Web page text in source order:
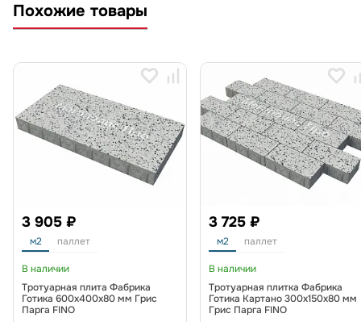
Похожие товары
3 905 ₽
м2 паллет
В наличии
Тротуарная плита Фабрика
Готика 600х400х80 мм Грис
Парга FINO
3 725 ₽
м2 паллет
В наличии
Тротуарная плитка Фабрика
Готика Картано 300х150х80 мм
Грис Парга FINO